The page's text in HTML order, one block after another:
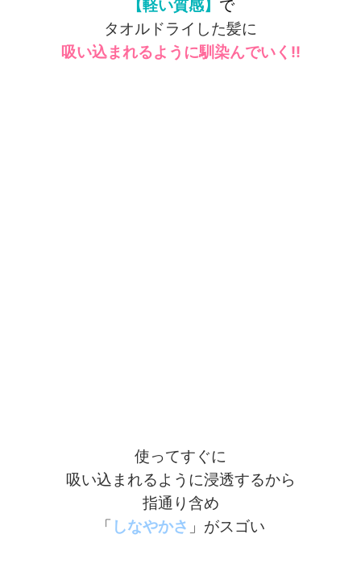
【軽い質感】 で
タオルドライした髪に
吸い込まれるように馴染んでいく!!
使ってすぐに
吸い込まれるように浸透するから
指通り含め
「 しなやかさ 」がスゴい